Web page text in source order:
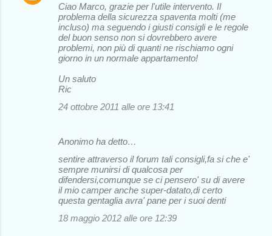
Ciao Marco, grazie per l'utile intervento. Il
problema della sicurezza spaventa molti (me
incluso) ma seguendo i giusti consigli e le regole
del buon senso non si dovrebbero avere
problemi, non più di quanti ne rischiamo ogni
giorno in un normale appartamento!
Un saluto
Ric
24 ottobre 2011 alle ore 13:41
Anonimo ha detto…
sentire attraverso il forum tali consigli,fa si che e'
sempre munirsi di qualcosa per
difendersi,comunque se ci pensero' su di avere
il mio camper anche super-datato,di certo
questa gentaglia avra' pane per i suoi denti
18 maggio 2012 alle ore 12:39